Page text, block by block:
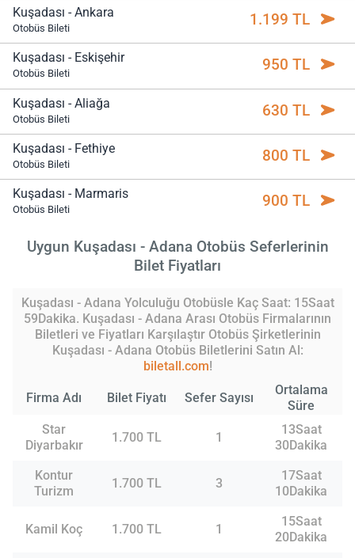
Kuşadası - Ankara
Otobüs Bileti 1.199 TL
Kuşadası - Eskişehir
Otobüs Bileti 950 TL
Kuşadası - Aliağa
Otobüs Bileti 630 TL
Kuşadası - Fethiye
Otobüs Bileti 800 TL
Kuşadası - Marmaris
Otobüs Bileti 900 TL
Uygun Kuşadası - Adana Otobüs Seferlerinin
Bilet Fiyatları
Kuşadası - Adana Yolculuğu Otobüsle Kaç Saat: 15Saat
59Dakika. Kuşadası - Adana Arası Otobüs Firmalarının
Biletleri ve Fiyatları Karşılaştır Otobüs Şirketlerinin
Kuşadası - Adana Otobüs Biletlerini Satın Al:
biletall.com!
Firma Adı Bilet Fiyatı Sefer Sayısı
Ortalama
Süre
Star
Diyarbakır
1.700 TL 1
13Saat
30Dakika
Kontur
Turizm
1.700 TL 3
17Saat
10Dakika
Kamil Koç 1.700 TL 1
15Saat
20Dakika